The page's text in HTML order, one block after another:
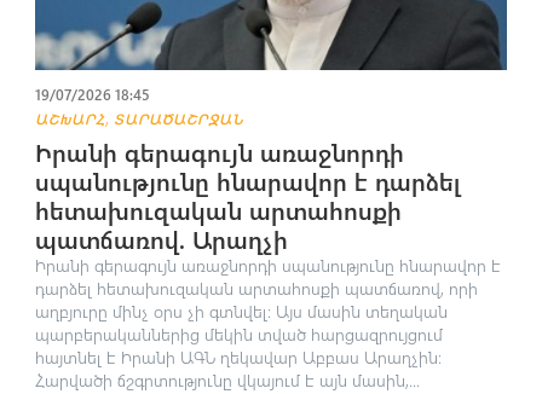
19/07/2026 18:45
ԱՇԽԱՐՀ, ՏԱՐԱԾԱՇՐՋԱՆ
Իրանի գերագույն առաջնորդի
սպանnւթյունը հնարավոր է դարձել
հետախուզական արտահոսքի
պատճառով. Արաղչի
Իրանի գերագույն առաջնորդի սպանnւթյունը հնարավոր է
դարձել հետախուզական արտահոսքի պատճառով, որի
աղբյուրը մինչ օրս չի գտնվել։ Այս մասին տեղական
պարբերականներից մեկին տված հարցազրույցում
հայտնել է Իրանի ԱԳՆ ղեկավար Աբբաս Արաղչին։
Հարվածի ճշգրտությունը վկայում է այն մասին,...